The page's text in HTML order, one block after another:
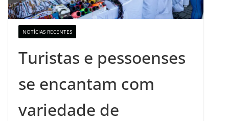
NOTÍCIAS RECENTES
Turistas e pessoenses
se encantam com
variedade de